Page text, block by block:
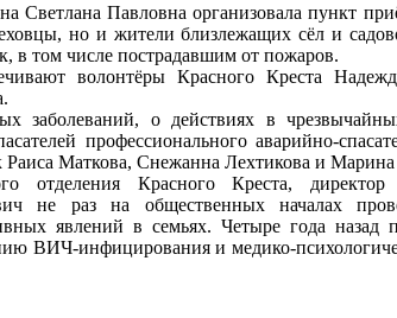
Светлана Павловна организовала пункт
но и жители близлежащих сёл и
в том числе пострадавшим от пожаров.
волонтёры Красного Креста
заболеваний, о действиях в
профессионального аварийно-
Маткова, Снежанна Лехтикова и
отделения Красного Креста,
не раз на общественных началах
явлений в семьях. Четыре года
ВИЧ-инфицирования и медико-